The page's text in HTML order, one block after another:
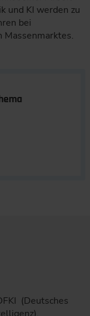
und KI werden zu
bei
Massenmarktes.
(Deutsches